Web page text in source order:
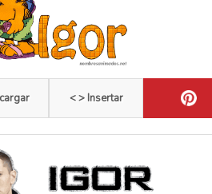
< > Insertar